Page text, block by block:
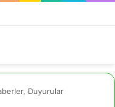
Duyurular